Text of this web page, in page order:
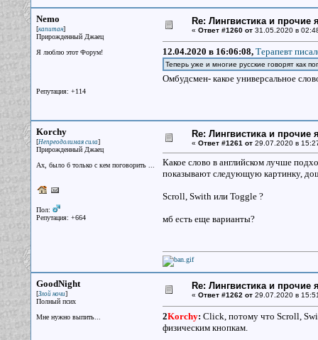
Nemo
[капитан]
Прирожденный Джаец
Я люблю этот Форум!
Репутация: +114
Re: Лингвистика и прочие
« Ответ #1260 от31.05.2020 в
12.04.2020 в 16:06:08, Терапевт
Теперь уже и многие русские говорят как
Омбудсмен- какое универсальное
Korchy
[Непреодолимая сила]
Прирожденный Джаец
Ах, было б только с кем поговорить ...
Пол:
Репутация: +664
Re: Лингвистика и прочие
« Ответ #1261 от29.07.2020 в
Какое слово в английском лучше
показывают следующую картинку,
Scroll, Swith или Toggle ?
мб есть еще варианты?
GoodNight
[Злой ночи]
Полный псих
Мне нужно выпить...
Re: Лингвистика и прочие
« Ответ #1262 от29.07.2020 в
2Korchy: Click, потому что Scroll,
физическим кнопкам.